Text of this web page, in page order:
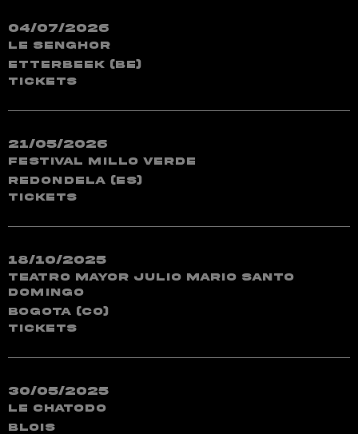
04/07/2026
Le Senghor
Etterbeek (BE)
TICKETS
21/05/2026
Festival Millo Verde
Redondela (ES)
TICKETS
18/10/2025
Teatro Mayor Julio Mario Santo
Domingo
Bogota (CO)
TICKETS
30/05/2025
Le ChatoDo
Blois